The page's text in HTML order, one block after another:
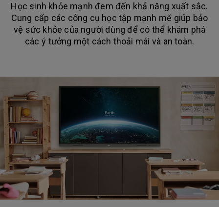
Học sinh khỏe mạnh đem đến khả năng xuất sắc.
Cung cấp các công cụ học tập mạnh mẽ giúp bảo
vệ sức khỏe của người dùng để có thể khám phá
các ý tưởng một cách thoải mái và an toàn.